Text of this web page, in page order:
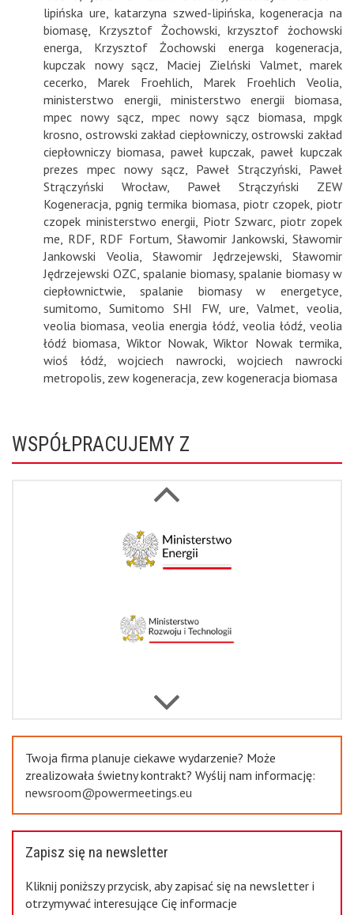
lipińska ure, katarzyna szwed-lipińska, kogeneracja na
biomasę, Krzysztof Żochowski,krzysztof żochowski
energa, Krzysztof Żochowski energa kogeneracja,
kupczak nowy sącz, Maciej Zielński Valmet, marek
cecerko, Marek Froehlich, Marek Froehlich Veolia,
ministerstwo energii, ministerstwo energii biomasa,
mpec nowy sącz,mpec nowy sącz biomasa,mpgk
krosno, ostrowski zakład ciepłowniczy,ostrowski zakład
ciepłowniczy biomasa, paweł kupczak,paweł kupczak
prezes mpec nowy sącz, Paweł Strączyński, Paweł
Strączyński Wrocław, Paweł Strączyński ZEW
Kogeneracja, pgnig termika biomasa, piotr czopek,piotr
czopek ministerstwo energii, Piotr Szwarc, piotr zopek
me, RDF, RDF Fortum, Sławomir Jankowski, Sławomir
Jankowski Veolia, Sławomir Jędrzejewski, Sławomir
Jędrzejewski OZC, spalanie biomasy,spalanie biomasy w
ciepłownictwie, spalanie biomasy w energetyce,
sumitomo,Sumitomo SHI FW, ure, Valmet,veolia,
veolia biomasa,veolia energia łódź, veolia łódź,veolia
łódź biomasa, Wiktor Nowak,Wiktor Nowak termika,
wioś łódź,wojciech nawrocki,wojciech nawrocki
metropolis, zew kogeneracja, zew kogeneracja biomasa
WSPÓŁPRACUJEMY Z
Twoja firma planuje ciekawe wydarzenie? Może
zrealizowała świetny kontrakt? Wyślij nam informację:
newsroom@powermeetings.eu
Zapisz się na newsletter
Kliknij poniższy przycisk, aby zapisać się na newsletter i
otrzymywać interesujące Cię informacje